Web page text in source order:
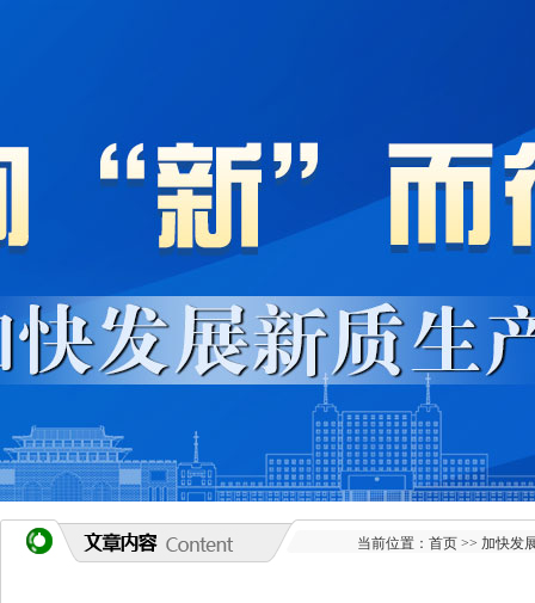
当前位置： 首页 >> 加快发